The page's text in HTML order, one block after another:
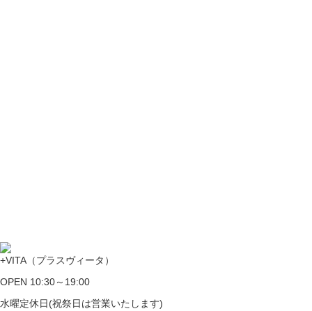
+VITA（プラスヴィータ）
OPEN 10:30～19:00
水曜定休日(祝祭日は営業いたします)